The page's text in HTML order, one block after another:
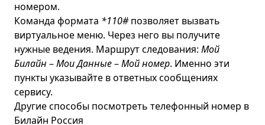
номером.
Команда формата *110#позволяет вызвать
виртуальное меню. Через него вы получите
нужные ведения. Маршрут следования: Мой
Билайн –Мои Данные–Мой номер. Именно эти
пункты указывайте в ответных сообщениях
сервису.
Другие способы посмотреть телефонный номер в
Билайн Россия